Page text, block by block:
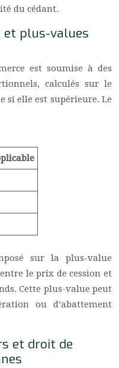
du cédant.
et plus-values
est soumise à des
calculés sur le
si elle est supérieure. Le
sur la plus-value
le prix de cession et
Cette plus-value peut
ou d’abattement
et droit de